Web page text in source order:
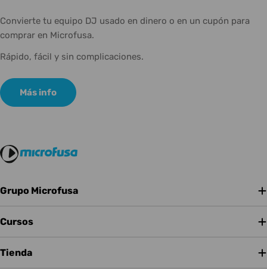
Convierte tu equipo DJ usado en dinero o en un cupón para
comprar en Microfusa.
Rápido, fácil y sin complicaciones.
Más info
Grupo Microfusa
Cursos
Tienda